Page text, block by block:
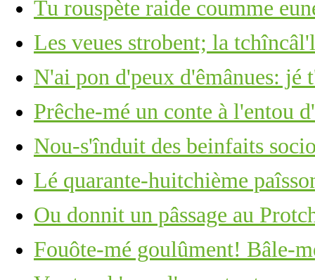
Tu rouspète raide coumme
Les veues strobent; la
N'ai pon d'peux d'êmânues: jé
Prêche-mé un conte à l'entou
Nou-s'înduit des beinfaits
Lé quarante-huitchième
Ou donnit un pâssage au
Fouôte-mé goulûment! Bâle-